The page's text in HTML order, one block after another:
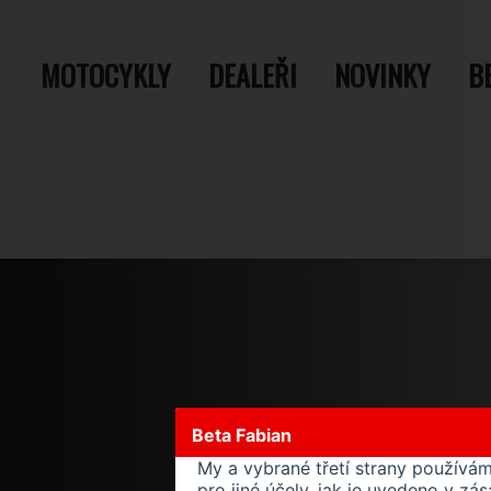
MOTOCYKLY DEALEŘI NOVINKY
Beta Fabian
My a vybrané třetí strany